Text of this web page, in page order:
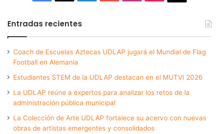
Entradas recientes
Coach de Escuelas Aztecas UDLAP jugará el Mundial de Flag
Football en Alemania
Estudiantes STEM de la UDLAP destacan en el MUTVI 2026
La UDLAP reúne a expertos para analizar los retos de la
administración pública municipal
La Colección de Arte UDLAP fortalece su acervo con nuevas
obras de artistas emergentes y consolidados